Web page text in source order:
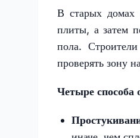
В старых домах
плиты, а затем
пола.
проверять зону
Четыре способа